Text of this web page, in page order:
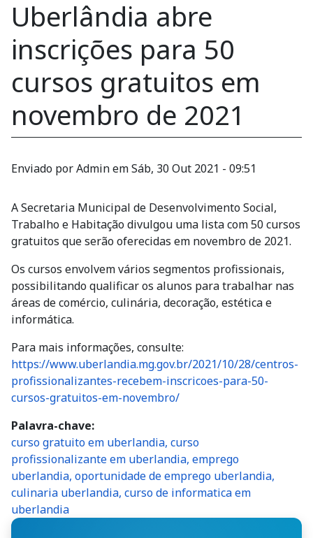
Uberlândia abre
inscrições para 50
cursos gratuitos em
novembro de 2021
Enviado porAdminemSáb, 30 Out 2021 - 09:51
A Secretaria Municipal de Desenvolvimento Social,
Trabalho e Habitação divulgou uma lista com 50 cursos
gratuitos que serão oferecidas em novembro de 2021.
Os cursos envolvem vários segmentos profissionais,
possibilitando qualificar os alunos para trabalhar nas
áreas de comércio, culinária, decoração, estética e
informática.
Para mais informações, consulte:
https://www.uberlandia.mg.gov.br/2021/10/28/centros-
profissionalizantes-recebem-inscricoes-para-50-
cursos-gratuitos-em-novembro/
Palavra-chave
curso gratuito em uberlandia, curso
profissionalizante em uberlandia, emprego
uberlandia, oportunidade de emprego uberlandia,
culinaria uberlandia, curso de informatica em
uberlandia